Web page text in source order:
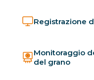
Registrazione
Monitoraggio
del grano